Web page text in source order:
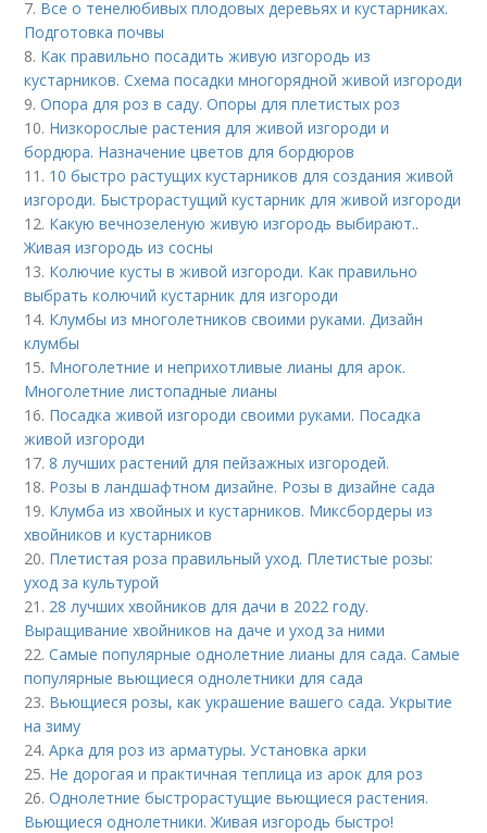
7. Все о тенелюбивых плодовых деревьях и кустарниках.
Подготовка почвы
8. Как правильно посадить живую изгородь из
кустарников. Схема посадки многорядной живой изгороди
9.Опора для роз в саду. Опоры для плетистых роз
10. Низкорослые растения для живой изгороди и
бордюра. Назначение цветов для бордюров
11. 10 быстро растущих кустарников для создания живой
изгороди. Быстрорастущий кустарник для живой изгороди
12. Какую вечнозеленую живую изгородь выбирают..
Живая изгородь из сосны
13. Колючие кусты в живой изгороди. Как правильно
выбрать колючий кустарник для изгороди
14. Клумбы из многолетников своими руками. Дизайн
клумбы
15. Многолетние и неприхотливые лианы для арок.
Многолетние листопадные лианы
16. Посадка живой изгороди своими руками. Посадка
живой изгороди
17.8 лучших растений для пейзажных изгородей.
18. Розы в ландшафтном дизайне. Розы в дизайне сада
19. Клумба из хвойных и кустарников. Миксбордеры из
хвойников и кустарников
20. Плетистая роза правильный уход. Плетистые розы:
уход за культурой
21. 28 лучших хвойников для дачи в 2022 году.
Выращивание хвойников на даче и уход за ними
22.Самые популярные однолетние лианы для сада. Самые
популярные вьющиеся однолетники для сада
23. Вьющиеся розы, как украшение вашего сада. Укрытие
на зиму
24.Арка для роз из арматуры. Установка арки
25. Не дорогая и практичная теплица из арок для роз
26.Однолетние быстрорастущие вьющиеся растения.
Вьющиеся однолетники. Живая изгородь быстро!